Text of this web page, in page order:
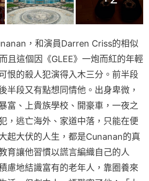
，和演員Darren Criss的相似
且這個因《GLEE》一炮而紅的年輕
恨的殺人犯演得入木三分。前半段
半段又有點想同情他。出身卑微，
富、上貴族學校、開豪車，一夜之
，逃亡海外、家道中落，只能在便
起大伏的人生，都是Cunanan的真
育讓他習慣以謊言編織自己的人
慮地結識富有的老年人，靠圈養來